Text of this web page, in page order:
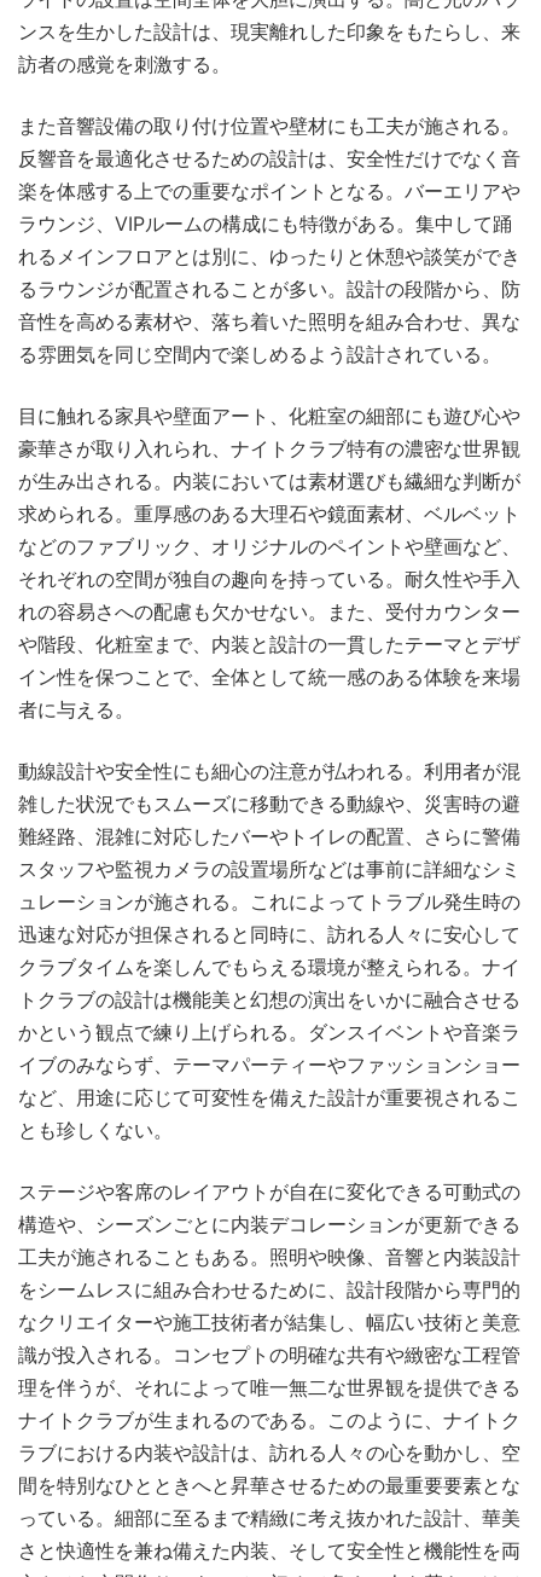
ンスを生かした設計は、現実離れした印象をもたらし、来
訪者の感覚を刺激する。
また音響設備の取り付け位置や壁材にも工夫が施される。
反響音を最適化させるための設計は、安全性だけでなく音
楽を体感する上での重要なポイントとなる。バーエリアや
ラウンジ、VIPルームの構成にも特徴がある。集中して踊
れるメインフロアとは別に、ゆったりと休憩や談笑ができ
るラウンジが配置されることが多い。設計の段階から、防
音性を高める素材や、落ち着いた照明を組み合わせ、異な
る雰囲気を同じ空間内で楽しめるよう設計されている。
目に触れる家具や壁面アート、化粧室の細部にも遊び心や
豪華さが取り入れられ、ナイトクラブ特有の濃密な世界観
が生み出される。内装においては素材選びも繊細な判断が
求められる。重厚感のある大理石や鏡面素材、ベルベット
などのファブリック、オリジナルのペイントや壁画など、
それぞれの空間が独自の趣向を持っている。耐久性や手入
れの容易さへの配慮も欠かせない。また、受付カウンター
や階段、化粧室まで、内装と設計の一貫したテーマとデザ
イン性を保つことで、全体として統一感のある体験を来場
者に与える。
動線設計や安全性にも細心の注意が払われる。利用者が混
雑した状況でもスムーズに移動できる動線や、災害時の避
難経路、混雑に対応したバーやトイレの配置、さらに警備
スタッフや監視カメラの設置場所などは事前に詳細なシミ
ュレーションが施される。これによってトラブル発生時の
迅速な対応が担保されると同時に、訪れる人々に安心して
クラブタイムを楽しんでもらえる環境が整えられる。ナイ
トクラブの設計は機能美と幻想の演出をいかに融合させる
かという観点で練り上げられる。ダンスイベントや音楽ラ
イブのみならず、テーマパーティーやファッションショー
など、用途に応じて可変性を備えた設計が重要視されるこ
とも珍しくない。
ステージや客席のレイアウトが自在に変化できる可動式の
構造や、シーズンごとに内装デコレーションが更新できる
工夫が施されることもある。照明や映像、音響と内装設計
をシームレスに組み合わせるために、設計段階から専門的
なクリエイターや施工技術者が結集し、幅広い技術と美意
識が投入される。コンセプトの明確な共有や緻密な工程管
理を伴うが、それによって唯一無二な世界観を提供できる
ナイトクラブが生まれるのである。このように、ナイトク
ラブにおける内装や設計は、訪れる人々の心を動かし、空
間を特別なひとときへと昇華させるための最重要要素とな
っている。細部に至るまで精緻に考え抜かれた設計、華美
さと快適性を兼ね備えた内装、そして安全性と機能性を両